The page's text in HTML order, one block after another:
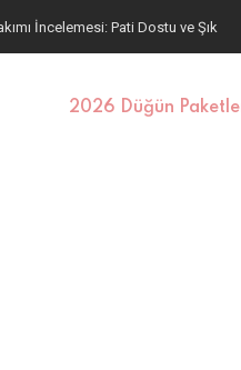
Pati Dostu Kumaş ve Fiyatlar
2026 Düğün